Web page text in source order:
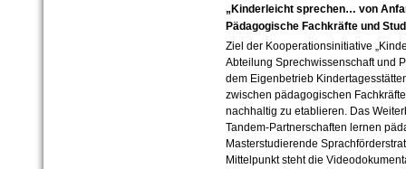
„Kinderleicht sprechen… von
Pädagogische Fachkräfte und
Ziel der Kooperationsinitiative
Abteilung Sprechwissenschaft und
dem Eigenbetrieb
zwischen pädagogischen
nachhaltig zu etablieren. Das
Tandem-Partnerschaften lernen
Masterstudierende
Mittelpunkt steht die